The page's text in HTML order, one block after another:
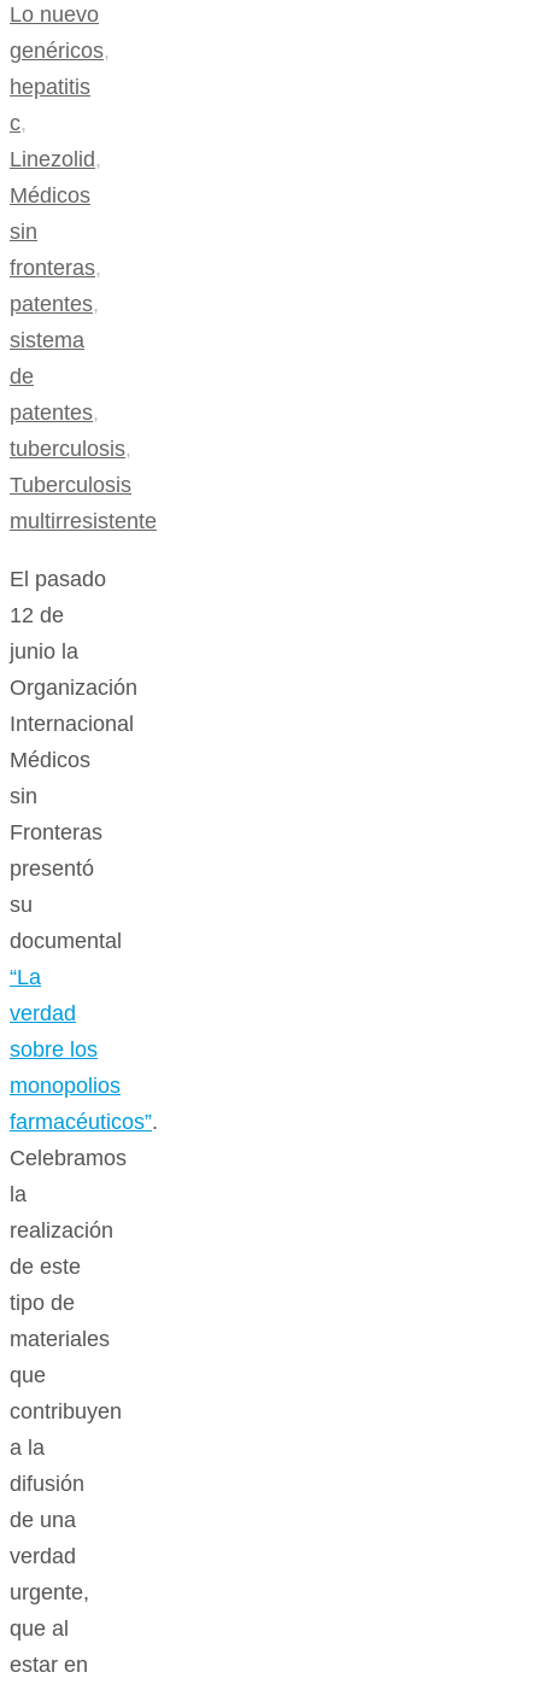
Lo nuevo
genéricos,
hepatitis
c,
Linezolid,
Médicos
sin
fronteras,
patentes,
sistema
de
patentes,
tuberculosis,
Tuberculosis
multirresistente
El pasado
12 de
junio la
Organización
Internacional
Médicos
sin
Fronteras
presentó
su
documental
“La
verdad
sobre los
monopolios
farmacéuticos”.
Celebramos
la
realización
de este
tipo de
materiales
que
contribuyen
a la
difusión
de una
verdad
urgente,
que al
estar en